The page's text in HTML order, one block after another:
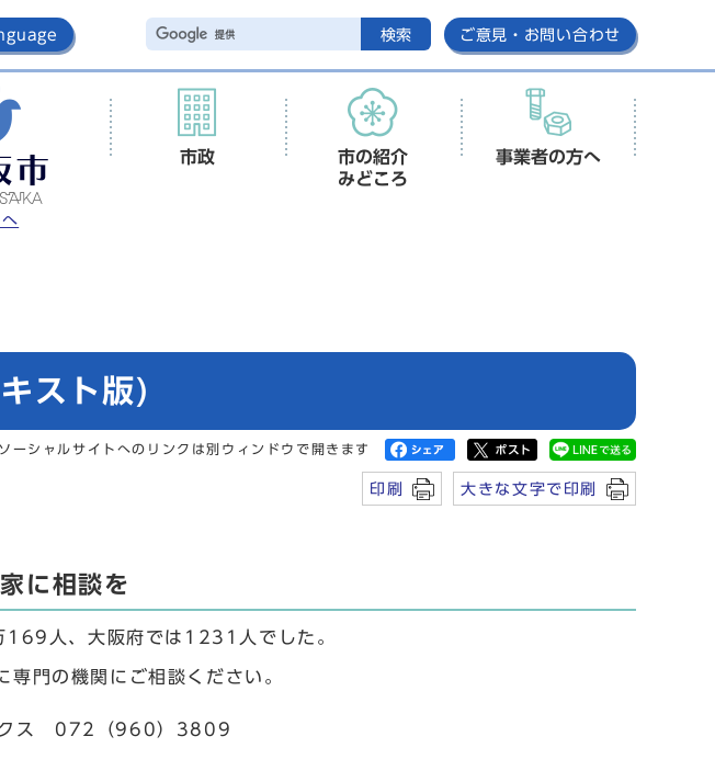
検索 ご意見・お問い合わせ
市政
市の紹介
みどころ
事業者の方へ
スト版)
ソーシャルサイトへのリンクは別ウィンドウで開きます
印刷 大きな文字で印刷
に相談を
169人、大阪府では1231人でした。
門の機関にご相談ください。
ス 072（960）3809